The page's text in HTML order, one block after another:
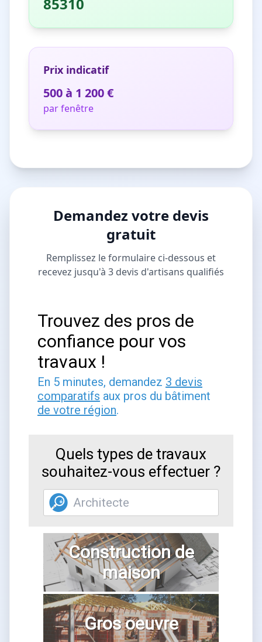
Prix indicatif
500 à 1 200 €
par fenêtre
Demandez votre devis
gratuit
Remplissez le formulaire ci-dessous et
recevez jusqu'à 3 devis d'artisans qualifiés
Trouvez des pros de
confiance pour vos
travaux !
En 5 minutes, demandez 3 devis
comparatifs aux pros du bâtiment
de votre région.
Quels types de travaux
souhaitez-vous effectuer ?
Construction de
maison
Gros oeuvre